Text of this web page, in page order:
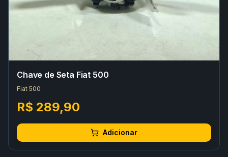
Chave de Seta Fiat 500
Fiat 500
R$ 289,90
Adicionar